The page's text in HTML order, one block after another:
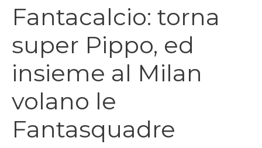
Fantacalcio: torna
super Pippo, ed
insieme al Milan
volano le
Fantasquadre